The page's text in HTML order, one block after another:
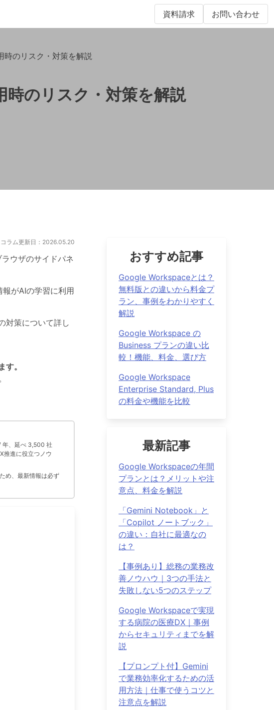
資料請求 お問い合わせ
のリスク・対策を解説
のリスク・対策を解説
コラム更新日：2026.05.20
ウザのサイドパネ
がAIの学習に利用
対策について詳し
。
年、延べ 3,500 社
推進に役立つノウ
め、最新情報は必ず
おすすめ記事
Google Workspaceとは？
無料版との違いから料金プ
ラン、事例をわかりやすく
解説
Google Workspace の
Business プランの違い比
較！機能、料金、選び方
Google Workspace
Enterprise Standard, Plus
の料金や機能を比較
最新記事
Google Workspaceの年間
プランとは？メリットや注
意点、料金を解説
「Gemini Notebook」と
「Copilot ノートブック」
の違い：自社に最適なの
は？
【事例あり】総務の業務改
善ノウハウ｜3つの手法と
失敗しない5つのステップ
Google Workspaceで実現
する病院の医療DX｜事例
からセキュリティまでを解
説
【プロンプト付】Gemini
で業務効率化するための活
用方法｜仕事で使うコツと
注意点を解説